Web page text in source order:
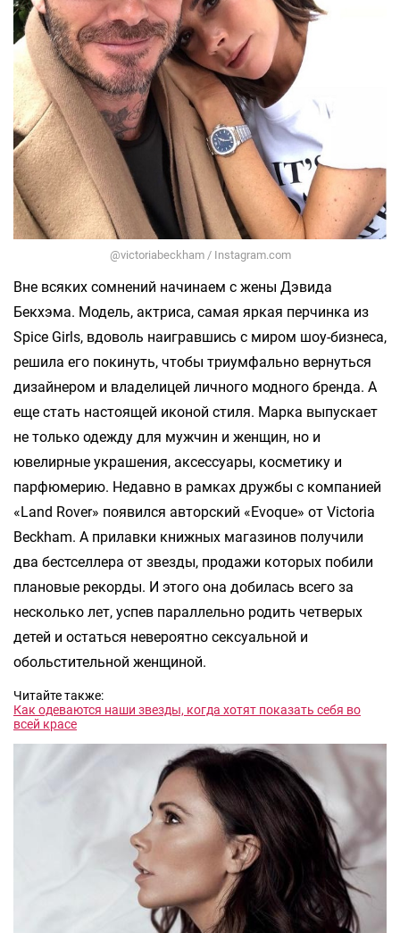
@victoriabeckham / Instagram.com
Вне всяких сомнений начинаем с жены Дэвида
Бекхэма. Модель, актриса, самая яркая перчинка из
Spice Girls, вдоволь наигравшись с миром шоу-бизнеса,
решила его покинуть, чтобы триумфально вернуться
дизайнером и владелицей личного модного бренда. А
еще стать настоящей иконой стиля. Марка выпускает
не только одежду для мужчин и женщин, но и
ювелирные украшения, аксессуары, косметику и
парфюмерию. Недавно в рамках дружбы с компанией
«Land Rover» появился авторский «Evoque» от Victoria
Beckham. А прилавки книжных магазинов получили
два бестселлера от звезды, продажи которых побили
плановые рекорды. И этого она добилась всего за
несколько лет, успев параллельно родить четверых
детей и остаться невероятно сексуальной и
обольстительной женщиной.
Читайте также:
Как одеваются наши звезды, когда хотят показать себя во
всей красе